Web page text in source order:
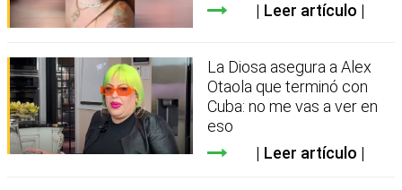
Leer artículo
La Diosa asegura a Alex
Otaola que terminó con
Cuba: no me vas a ver en
eso
Leer artículo